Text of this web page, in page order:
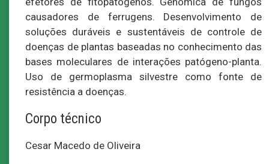
causadores de ferrugens. Desenvolvimento de
soluções duráveis e sustentáveis de controle de
doenças de plantas baseadas no conhecimento das
bases moleculares de interações patógeno-planta.
Uso de germoplasma silvestre como fonte de
resistência a doenças.
Corpo técnico
Cesar Macedo de Oliveira